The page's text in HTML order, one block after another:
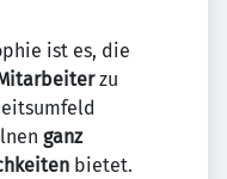
ist es, die
zu
ganz
bietet.